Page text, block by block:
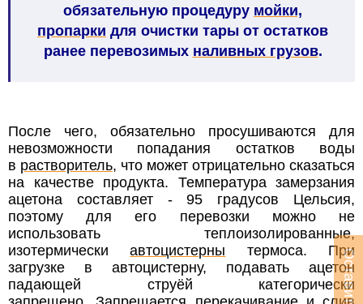
обязательную процедуру мойки,
пропарки для очистки тары от остатков
ранее перевозимых наливных грузов.
После чего, обязательно просушиваются для
невозможности попадания остатков воды
в растворитель, что может отрицательно сказаться
на качестве продукта. Температура замерзания
ацетона составляет - 95 градусов Цельсия,
поэтому для его перевозки можно не
использовать теплоизолированные,
изотермическиавтоцистерны термоса. При
загрузке в автоцистерну, подавать ацетон
падающей струёй категорически